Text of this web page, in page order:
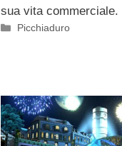
sua vita commerciale.
Categorie
Picchiaduro